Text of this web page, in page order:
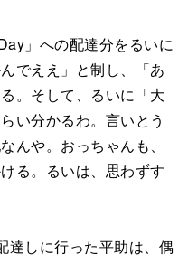
」への配達分をるいに
でええ」と制し、「あ
。そして、るいに「大
い分かるわ。言いとう
んや。おっちゃんも、
る。るいは、思わずす
しに行った平助は、偶